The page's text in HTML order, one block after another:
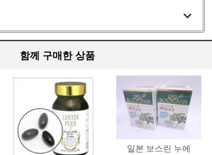
함께 구매한 상품
일본 보스린 누에